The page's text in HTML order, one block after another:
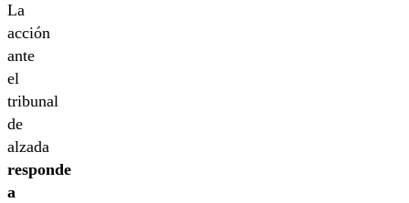
La
acción
ante
el
tribunal
de
alzada
responde
a